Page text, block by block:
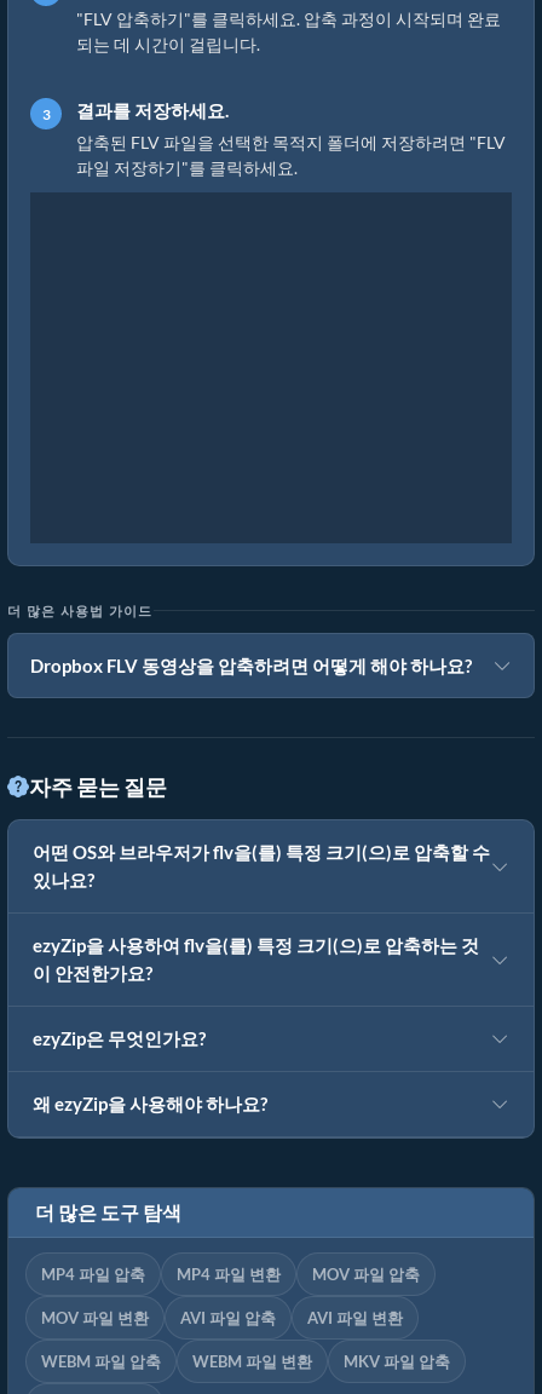
"FLV 압축하기"를 클릭하세요. 압축 과정이 시작되며 완료
되는 데 시간이 걸립니다.
결과를 저장하세요.
압축된 FLV 파일을 선택한 목적지 폴더에 저장하려면 "FLV
파일 저장하기"를 클릭하세요.
더 많은 사용법 가이드
Dropbox FLV 동영상을 압축하려면 어떻게 해야 하나요?
자주 묻는 질문
어떤 OS와 브라우저가 flv을(를) 특정 크기(으)로 압축할 수
있나요?
ezyZip을 사용하여 flv을(를) 특정 크기(으)로 압축하는 것
이 안전한가요?
ezyZip은 무엇인가요?
왜 ezyZip을 사용해야 하나요?
더 많은 도구 탐색
MP4 파일 압축 MP4 파일 변환 MOV 파일 압축
MOV 파일 변환 AVI 파일 압축 AVI 파일 변환
WEBM 파일 압축 WEBM 파일 변환 MKV 파일 압축